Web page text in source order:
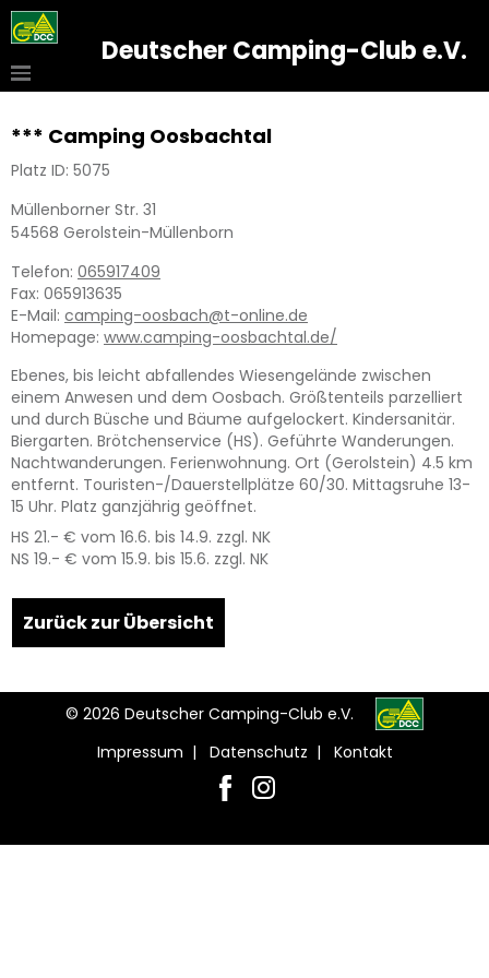
Deutscher Camping-Club e.V.
*** Camping Oosbachtal
Platz ID: 5075
Müllenborner Str. 31
54568 Gerolstein-Müllenborn
Telefon: 065917409
Fax: 065913635
E-Mail: camping-oosbach@t-online.de
Homepage: www.camping-oosbachtal.de/
Ebenes, bis leicht abfallendes Wiesengelände zwischen
einem Anwesen und dem Oosbach. Größtenteils parzelliert
und durch Büsche und Bäume aufgelockert. Kindersanitär.
Biergarten. Brötchenservice (HS). Geführte Wanderungen.
Nachtwanderungen. Ferienwohnung. Ort (Gerolstein) 4.5 km
entfernt. Touristen-/Dauerstellplätze 60/30. Mittagsruhe 13-
15 Uhr. Platz ganzjährig geöffnet.
HS 21.- € vom 16.6. bis 14.9. zzgl. NK
NS 19.- € vom 15.9. bis 15.6. zzgl. NK
+
−
Zurück zur Übersicht
© 2026 Deutscher Camping-Club e.V.
Impressum | Datenschutz | Kontakt